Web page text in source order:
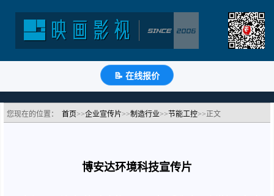
📝 在线报价
【博安达软件科技企业宣传片】深圳环保科技企业宣
分类：节能工控公司宣传片 浏览：2178次 更新时间：2021-06-11
微 Q QQ 豆 知
您现在的位置： 首页>>企业宣传片>>制造行业>>节能工控>>正文
博安达环境科技宣传片